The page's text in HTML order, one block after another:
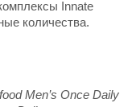
Innate
количества.
Men’s Once Daily